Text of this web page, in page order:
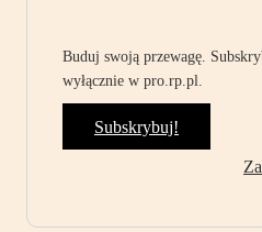
Buduj swoją przewagę.
wyłącznie w pro.rp.pl.
Subskrybuj!